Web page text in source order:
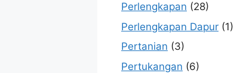
Perlengkapan (28)
Perlengkapan Dapur (1)
Pertanian (3)
Pertukangan (6)